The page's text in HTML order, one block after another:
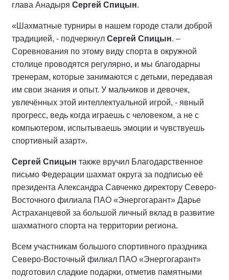
глава Анадыря Сергей Спицын.
«Шахматные турниры в нашем городе стали доброй
традицией, - подчеркнул Сергей Спицын. –
Соревнования по этому виду спорта в окружной
столице проводятся регулярно, и мы благодарны
тренерам, которые занимаются с детьми, передавая
им свои знания и опыт. У мальчиков и девочек,
увлечённых этой интеллектуальной игрой, - явный
прогресс, ведь когда играешь с человеком, а не с
компьютером, испытываешь эмоции и чувствуешь
спортивный азарт».
Сергей Спицын также вручил Благодарственное
письмо Федерации шахмат округа за подписью её
президента Александра Савченко директору Северо-
Восточного филиала ПАО «Энергогарант» Дарье
Астраханцевой за большой личный вклад в развитие
шахматного спорта на территории региона.
Всем участникам большого спортивного праздника
Северо-Восточный филиал ПАО «Энергогарант»
подготовил сладкие подарки, отметив памятными